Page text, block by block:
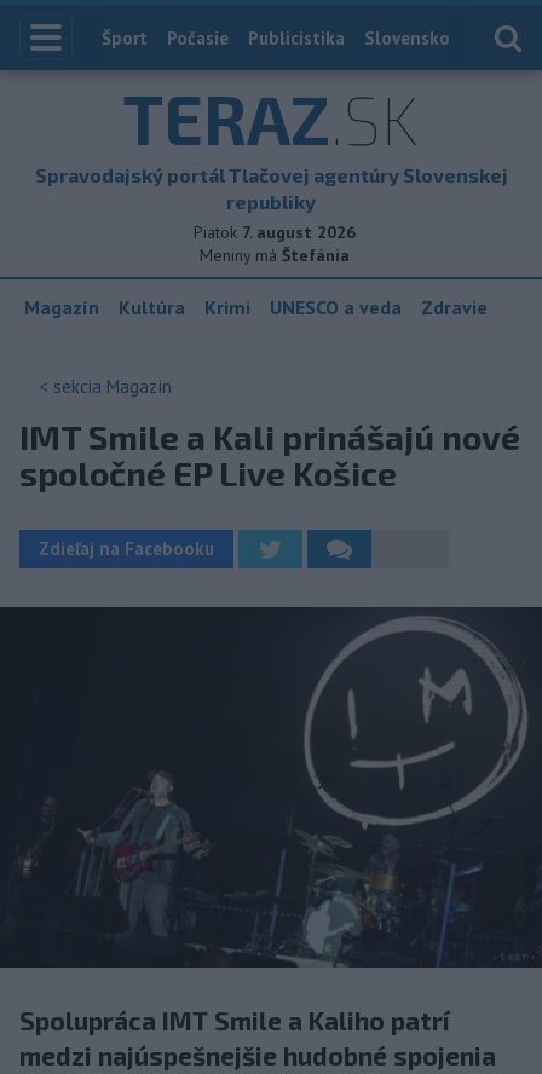
Index
Šport Počasie Publicistika Slovensko
TERAZ.SK
Spravodajský portál Tlačovej agentúry Slovenskej
republiky
Piatok 7. august 2026
Meniny má Štefánia
Magazín Kultúra Krimi UNESCO a veda Zdravie
< sekcia Magazín
IMT Smile a Kali prinášajú nové
spoločné EP Live Košice
Zdieľaj na Facebooku
Spolupráca IMT Smile a Kaliho patrí
medzi najúspešnejšie hudobné spojenia